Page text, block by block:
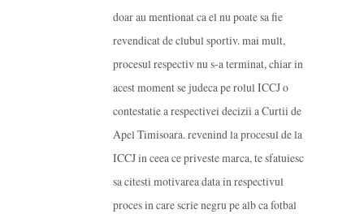
doar au mentionat ca el nu poate sa fie
revendicat de clubul sportiv. mai mult,
procesul respectiv nu s-a terminat, chiar in
acest moment se judeca pe rolul ICCJ o
contestatie a respectivei decizii a Curtii de
Apel Timisoara. revenind la procesul de la
ICCJ in ceea ce priveste marca, te sfatuiesc
sa citesti motivarea data in respectivul
proces in care scrie negru pe alb ca fotbal